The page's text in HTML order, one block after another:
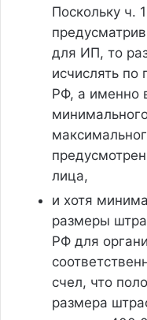
Поскольку ч.
для ИП, то
исчислять по
РФ, а именно
лица,
и хотя
размеры
РФ для
счел, что
размера